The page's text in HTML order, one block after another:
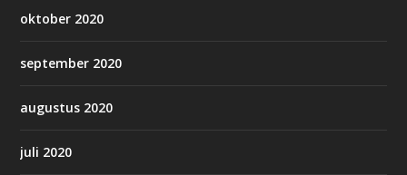
oktober 2020
september 2020
augustus 2020
juli 2020